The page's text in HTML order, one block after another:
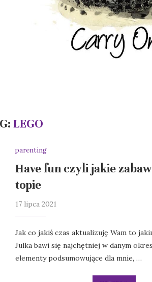
LEGO
parenting
Have fun czyli jakie
topie
17 lipca 2021
Jak co jakiś czas aktualizuję Wam to
Julka bawi się najchętniej w danym
elementy podsumowujące dla mnie, …